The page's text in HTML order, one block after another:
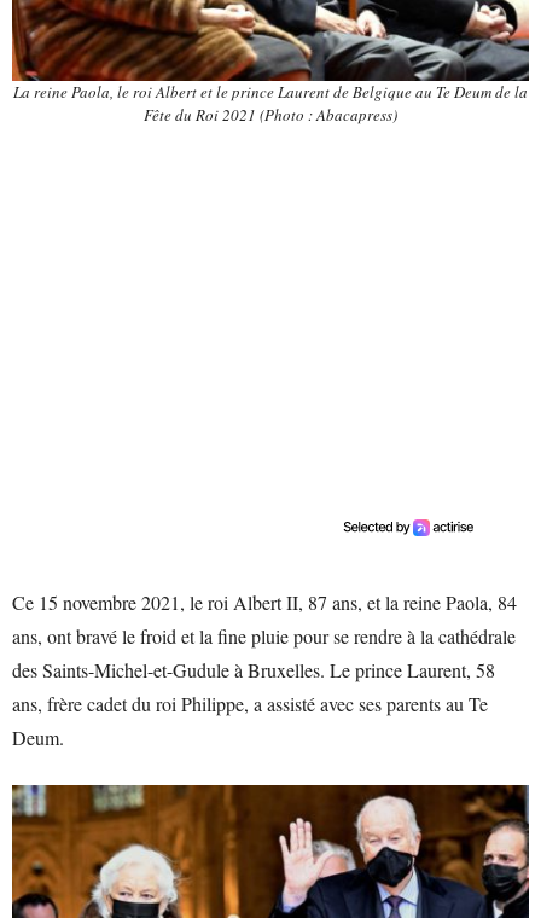
La reine Paola, le roi Albert et le prince Laurent de Belgique au Te Deum de la
Fête du Roi 2021 (Photo : Abacapress)
Ce 15 novembre 2021, le roi Albert II, 87 ans, et la reine Paola, 84
ans, ont bravé le froid et la fine pluie pour se rendre à la cathédrale
des Saints-Michel-et-Gudule à Bruxelles. Le prince Laurent, 58
ans, frère cadet du roi Philippe, a assisté avec ses parents au Te
Deum.